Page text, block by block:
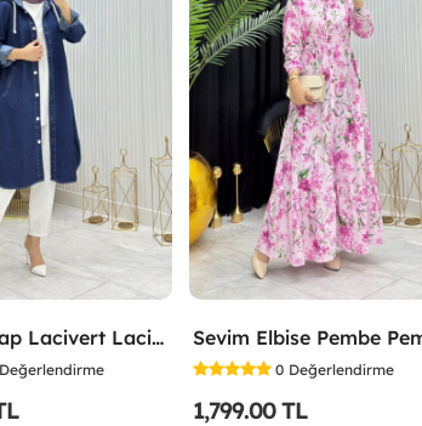
Filiz Kot Kap Lacivert Lacivert
Değerlendirme
Sevim Elbise Pembe
0 Değerlendirme
1,799.00 TL